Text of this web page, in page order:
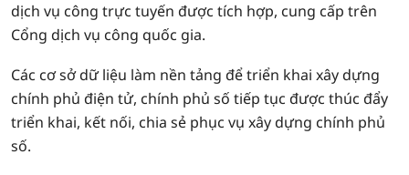
dịch vụ công trực tuyến được tích hợp, cung cấp trên
Cổng dịch vụ công quốc gia.
Các cơ sở dữ liệu làm nền tảng để triển khai xây dựng
chính phủ điện tử, chính phủ số tiếp tục được thúc đẩy
triển khai, kết nối, chia sẻ phục vụ xây dựng chính phủ
số.